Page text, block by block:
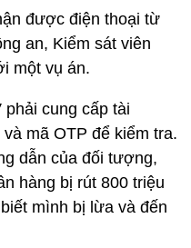
được điện thoại từ
an, Kiểm sát viên
một vụ án.
cung cấp tài
mã OTP để kiểm tra.
dẫn của đối tượng,
hàng bị rút 800 triệu
mình bị lừa và đến